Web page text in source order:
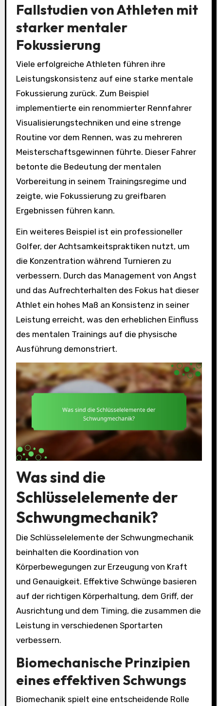
Fallstudien von Athleten mit
starker mentaler
Fokussierung
Viele erfolgreiche Athleten führen ihre
Leistungskonsistenz auf eine starke mentale
Fokussierung zurück. Zum Beispiel
implementierte ein renommierter Rennfahrer
Visualisierungstechniken und eine strenge
Routine vor dem Rennen, was zu mehreren
Meisterschaftsgewinnen führte. Dieser Fahrer
betonte die Bedeutung der mentalen
Vorbereitung in seinem Trainingsregime und
zeigte, wie Fokussierung zu greifbaren
Ergebnissen führen kann.
Ein weiteres Beispiel ist ein professioneller
Golfer, der Achtsamkeitspraktiken nutzt, um
die Konzentration während Turnieren zu
verbessern. Durch das Management von Angst
und das Aufrechterhalten des Fokus hat dieser
Athlet ein hohes Maß an Konsistenz in seiner
Leistung erreicht, was den erheblichen Einfluss
des mentalen Trainings auf die physische
Ausführung demonstriert.
Was sind die
Schlüsselelemente der
Schwungmechanik?
Die Schlüsselelemente der Schwungmechanik
beinhalten die Koordination von
Körperbewegungen zur Erzeugung von Kraft
und Genauigkeit. Effektive Schwünge basieren
auf der richtigen Körperhaltung, dem Griff, der
Ausrichtung und dem Timing, die zusammen die
Leistung in verschiedenen Sportarten
verbessern.
Biomechanische Prinzipien
eines effektiven Schwungs
Biomechanik spielt eine entscheidende Rolle